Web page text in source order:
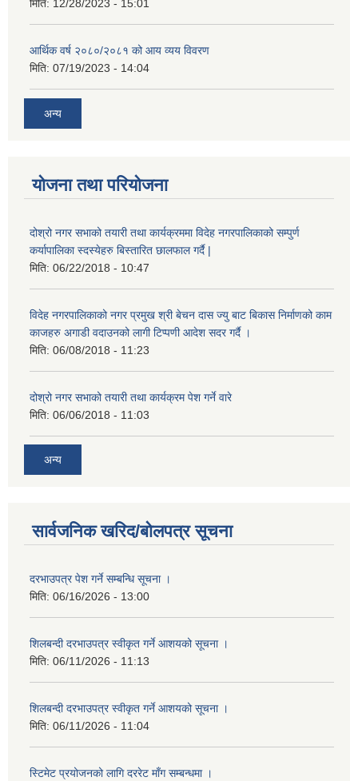
मिति: 12/28/2023 - 15:01
आर्थिक वर्ष २०८०/२०८१ को आय व्यय विवरण
मिति: 07/19/2023 - 14:04
अन्य
योजना तथा परियोजना
दोश्रो नगर सभाको तयारी तथा कार्यक्रममा विदेह नगरपालिकाको सम्पुर्ण
कर्यापालिका स्दस्येहरु बिस्तारित छालफाल गर्दै |
मिति: 06/22/2018 - 10:47
विदेह नगरपालिकाको नगर प्रमुख श्री बेचन दास ज्यु बाट बिकास निर्माणको काम
काजहरु अगाडी वदाउनको लागी टिप्पणी आदेश सदर गर्दै ।
मिति: 06/08/2018 - 11:23
दोश्रो नगर सभाको तयारी तथा कार्यक्रम पेश गर्ने वारे
मिति: 06/06/2018 - 11:03
अन्य
सार्वजनिक खरिद/बोलपत्र सूचना
दरभाउपत्र पेश गर्ने सम्बन्धि सूचना ।
मिति: 06/16/2026 - 13:00
शिलबन्दी दरभाउपत्र स्वीकृत गर्ने आशयको सूचना ।
मिति: 06/11/2026 - 11:13
शिलबन्दी दरभाउपत्र स्वीकृत गर्ने आशयको सूचना ।
मिति: 06/11/2026 - 11:04
स्टिमेट प्रयोजनको लागि दररेट माँग सम्बन्धमा ।